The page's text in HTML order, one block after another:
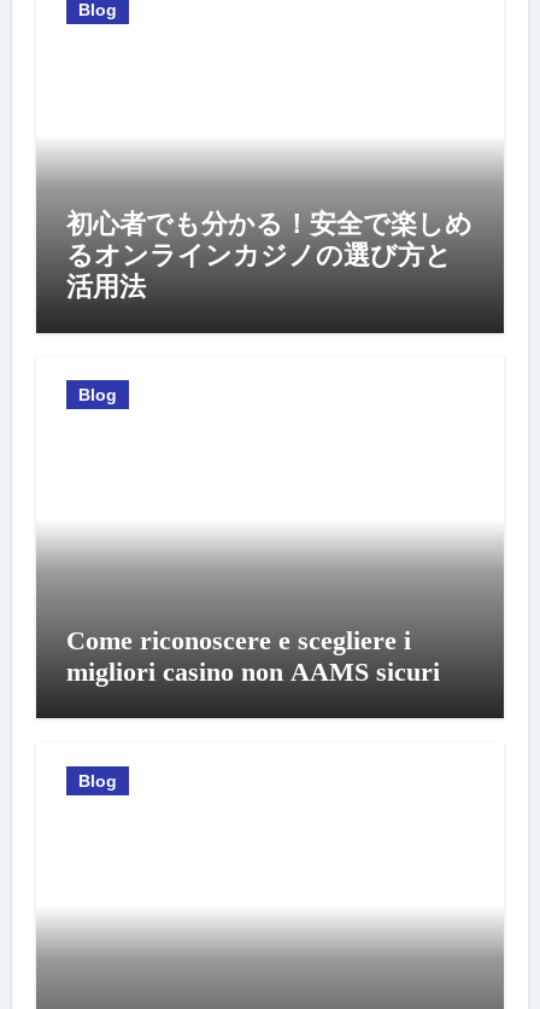
Blog
初心者でも分かる！安全で楽しめ
るオンラインカジノの選び方と
活用法
Blog
Come riconoscere e scegliere i
migliori casino non AAMS sicuri
Blog